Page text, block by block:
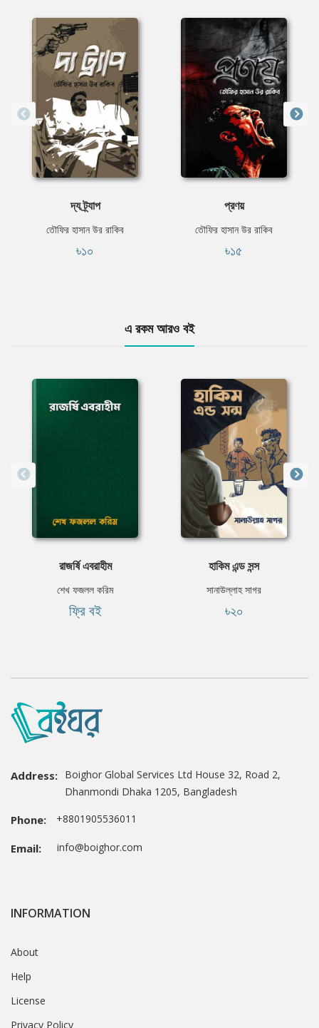
দ্য ট্র্যাপ
তৌফির হাসান উর রাকিব
৳১০
প্রণয়
তৌফির হাসান উর রাকিব
৳১৫
এ রকম আরও বই
রাজর্ষি এবরাহীম
শেখ ফজলল করিম
ফ্রি বই
হাকিম এন্ড সন্স
সানাউল্লাহ সাগর
৳২০
Address: Boighor Global Services Ltd House 32, Road 2,
Dhanmondi Dhaka 1205, Bangladesh
Phone: +8801905536011
Email: info@boighor.com
INFORMATION
About
Help
License
Privacy Policy